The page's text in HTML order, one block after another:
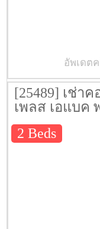
อัพเดต
[25489] เช่า
เพลส เอแบค
Place ABAC
2 Beds